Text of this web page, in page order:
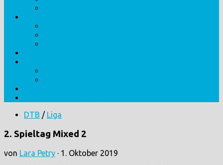
DTB / Liga
2. Spieltag Mixed 2
von Lara Petry · 1. Oktober 2019